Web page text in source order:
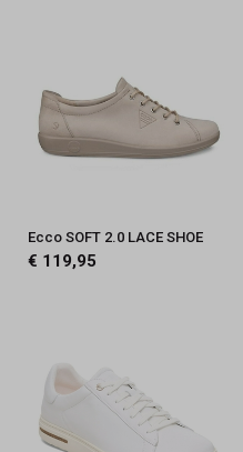
Ecco SOFT 2.0 LACE SHOE
€ 119,95